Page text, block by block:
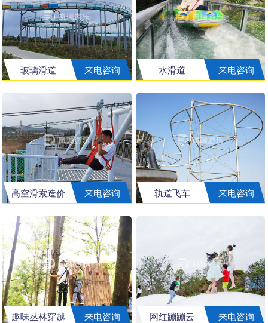
玻璃滑道 来电咨询 水滑道 来电咨询
高空滑索造价 来电咨询 轨道飞车 来电咨询
趣味丛林穿越 来电咨询 网红蹦蹦云 来电咨询